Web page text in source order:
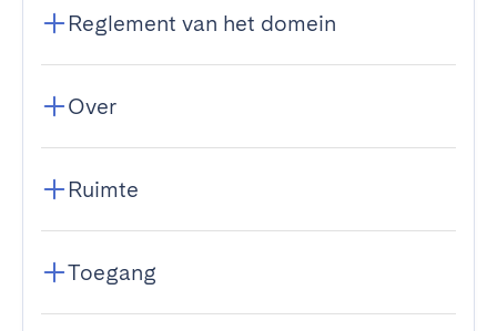
Reglement van het domein
Over
Ruimte
Toegang